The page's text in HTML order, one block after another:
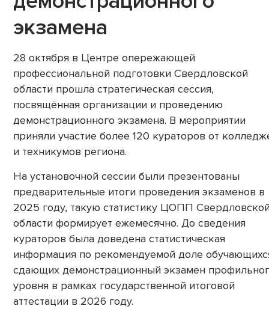
экзамена
28 октября в Центре опережающей
профессиональной подготовки Свердловской
области прошла стратегическая сессия,
посвящённая организации и проведению
демонстрационного экзамена. В мероприятии
приняли участие более 120 кураторов от
и техникумов региона.
На установочной сессии были презентованы
предварительные итоги проведения экзаменов в
2025 году, такую статистику ЦОПП
области формирует ежемесячно. До сведения
кураторов была доведена статистическая
информация по рекомендуемой доле
сдающих демонстрационный экзамен
уровня в рамках государственной итоговой
аттестации в 2026 году.